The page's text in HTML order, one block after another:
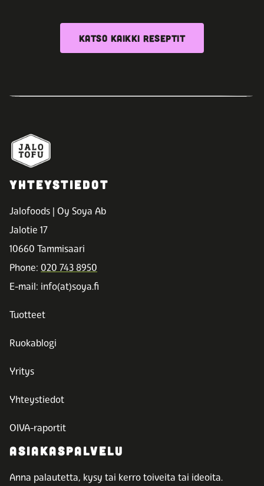
KATSO KAIKKI RESEPTIT
YHTEYSTIEDOT
Jalofoods | Oy Soya Ab
Jalotie 17
10660 Tammisaari
Phone: 020 743 8950
E-mail: info(at)soya.fi
Tuotteet
Ruokablogi
Yritys
Yhteystiedot
OIVA-raportit
ASIAKASPALVELU
Anna palautetta, kysy tai kerro toiveita tai ideoita.